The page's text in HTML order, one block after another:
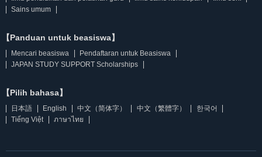
Sains umum
【Panduan untuk beasiswa】
Mencari beasiswa
Pendaftaran untuk Beasiswa
JAPAN STUDY SUPPORT Scholarships
【Pilih bahasa】
日本語 English 中文（简体字） 中文（繁體字）
한국어
Tiếng Việt
ภาษาไทย